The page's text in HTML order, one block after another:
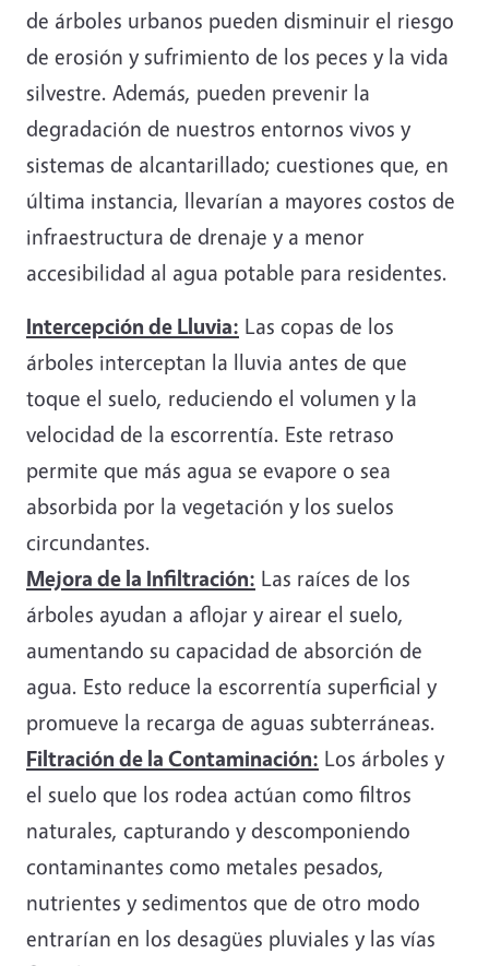
de árboles urbanos pueden disminuir el riesgo
de erosión y sufrimiento de los peces y la vida
silvestre. Además, pueden prevenir la
degradación de nuestros entornos vivos y
sistemas de alcantarillado; cuestiones que, en
última instancia, llevarían a mayores costos de
infraestructura de drenaje y a menor
accesibilidad al agua potable para residentes.
Intercepción de Lluvia: Las copas de los
árboles interceptan la lluvia antes de que
toque el suelo, reduciendo el volumen y la
velocidad de la escorrentía. Este retraso
permite que más agua se evapore o sea
absorbida por la vegetación y los suelos
circundantes.
Mejora de la Infiltración: Las raíces de los
árboles ayudan a aflojar y airear el suelo,
aumentando su capacidad de absorción de
agua. Esto reduce la escorrentía superficial y
promueve la recarga de aguas subterráneas.
Filtración de la Contaminación: Los árboles y
el suelo que los rodea actúan como filtros
naturales, capturando y descomponiendo
contaminantes como metales pesados,
nutrientes y sedimentos que de otro modo
entrarían en los desagües pluviales y las vías